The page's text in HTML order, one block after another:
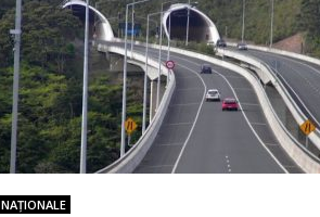
NAŢIONALE